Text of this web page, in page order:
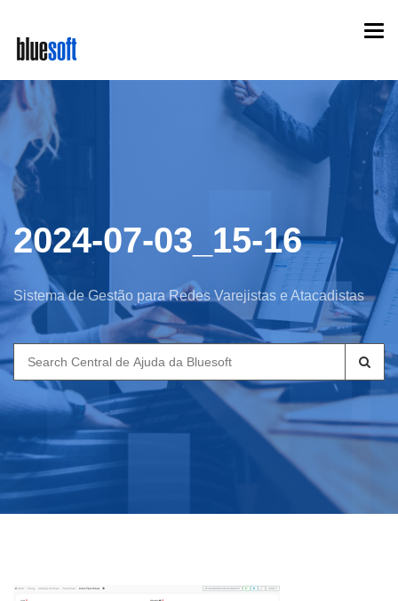
main
content
2024-07-03_15-16
Sistema de Gestão para Redes Varejistas e Atacadistas
Search
for: